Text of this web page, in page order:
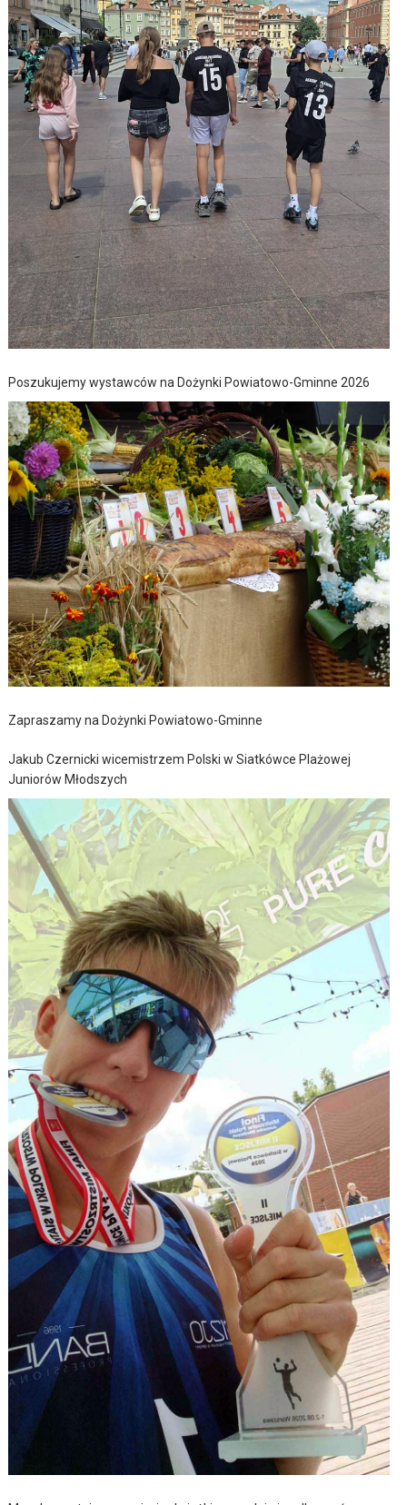
Poszukujemy wystawców na Dożynki Powiatowo-Gminne 2026
Zapraszamy na Dożynki Powiatowo-Gminne
Jakub Czernicki wicemistrzem Polski w Siatkówce Plażowej
Juniorów Młodszych